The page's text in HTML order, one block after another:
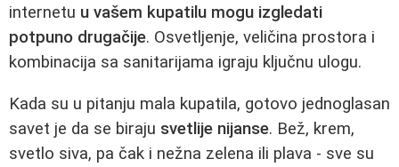
internetu u vašem kupatilu mogu izgledati
potpuno drugačije. Osvetljenje, veličina prostora i
kombinacija sa sanitarijama igraju ključnu ulogu.
Kada su u pitanju mala kupatila, gotovo jednoglasan
savet je da se biraju svetlije nijanse. Bež, krem,
svetlo siva, pa čak i nežna zelena ili plava - sve su